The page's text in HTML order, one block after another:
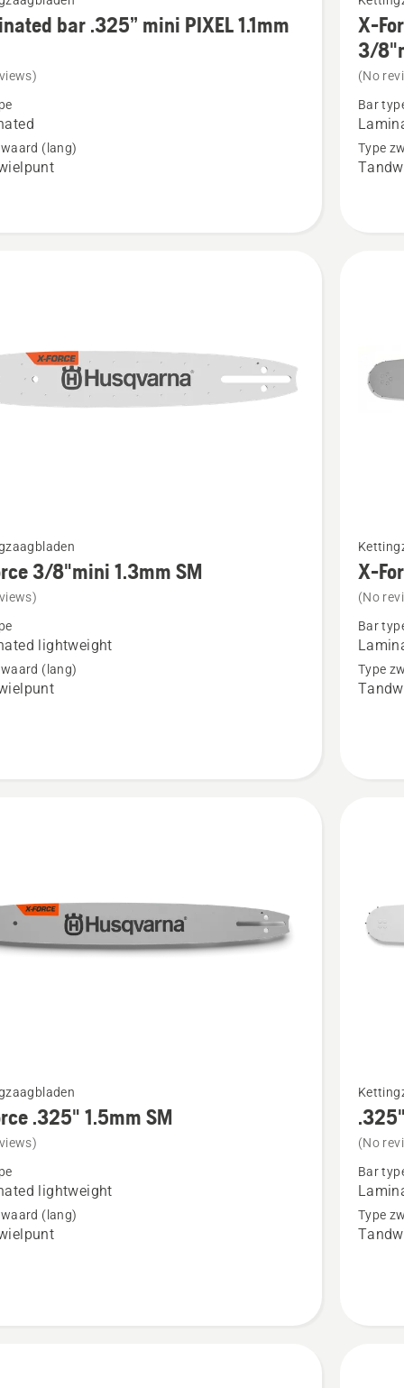
bar .325” mini PIXEL 1.1mm
(lang)
meer
details
over
Force
X-
3/
(No
Bar
Type
3/8"mini 1.3mm SM
lightweight
(lang)
meer
details
over
Force
.325"
X-
(No
Bar
Type
.325" 1.5mm SM
lightweight
(lang)
meer
details
over
.325"
(No
Bar
Type